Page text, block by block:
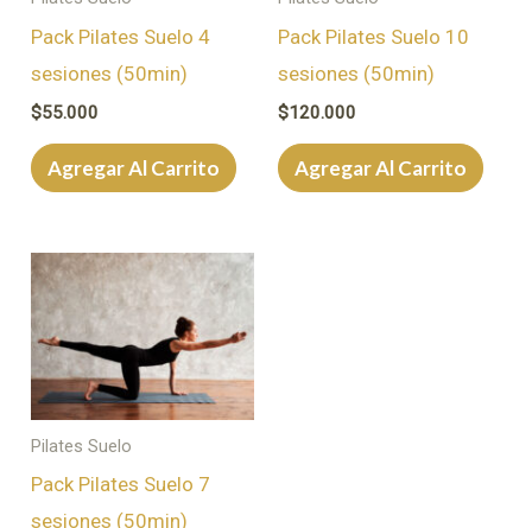
Pack Pilates Suelo 4
sesiones (50min)
$55.000
Agregar Al Carrito
Pack Pilates Suelo 10
sesiones (50min)
$120.000
Agregar Al Carrito
Pilates Suelo
Pack Pilates Suelo 7
sesiones (50min)